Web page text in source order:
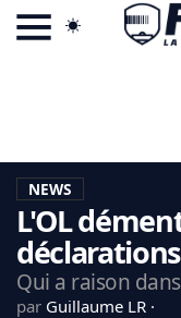
LA CHARTE
VIE PRIVÉE
CGU
CONTACTEZ-
NEWS
L'OL
Qui a raison
par Guillaume LR